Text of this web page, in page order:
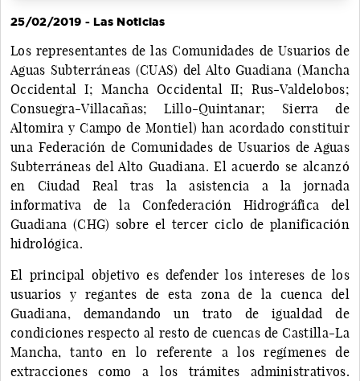
25/02/2019 - Las Noticias
Los representantes de las Comunidades de Usuarios de
Aguas Subterráneas (CUAS) del Alto Guadiana (Mancha
Occidental I; Mancha Occidental II; Rus-Valdelobos;
Consuegra-Villacañas; Lillo-Quintanar; Sierra de
Altomira y Campo de Montiel) han acordado constituir
una Federación de Comunidades de Usuarios de Aguas
Subterráneas del Alto Guadiana. El acuerdo se alcanzó
en Ciudad Real tras la asistencia a la jornada
informativa de la Confederación Hidrográfica del
Guadiana (CHG) sobre el tercer ciclo de planificación
hidrológica.
El principal objetivo es defender los intereses de los
usuarios y regantes de esta zona de la cuenca del
Guadiana, demandando un trato de igualdad de
condiciones respecto al resto de cuencas de Castilla-La
Mancha, tanto en lo referente a los regímenes de
extracciones como a los trámites administrativos.